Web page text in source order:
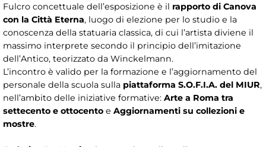
Fulcro concettuale dell’esposizione è il rapporto di Canova
con la Città Eterna, luogo di elezione per lo studio e la
conoscenza della statuaria classica, di cui l’artista diviene il
massimo interprete secondo il principio dell’imitazione
dell’Antico, teorizzato da Winckelmann.
L’incontro è valido per la formazione e l’aggiornamento del
personale della scuola sulla piattaforma S.O.F.I.A. del MIUR,
nell’ambito delle iniziative formative: Arte a Roma tra
settecento e ottocento e Aggiornamenti su collezioni e
mostre.